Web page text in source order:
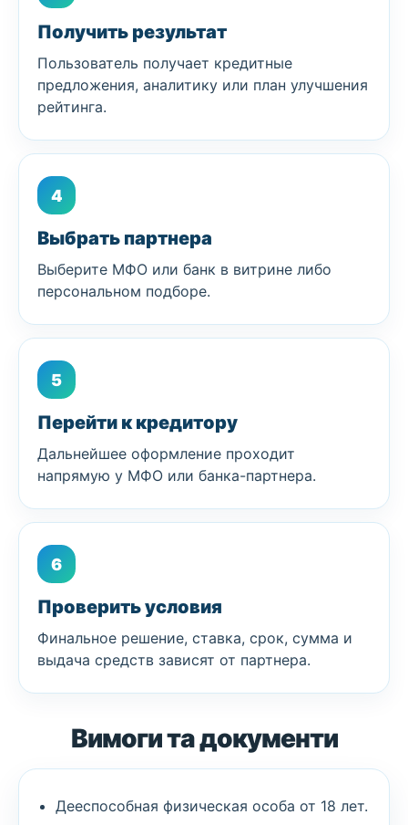
Получить результат
Пользователь получает кредитные
предложения, аналитику или план улучшения
рейтинга.
4
Выбрать партнера
Выберите МФО или банк в витрине либо
персональном подборе.
5
Перейти к кредитору
Дальнейшее оформление проходит
напрямую у МФО или банка-партнера.
6
Проверить условия
Финальное решение, ставка, срок, сумма и
выдача средств зависят от партнера.
Вимоги та документи
Дееспособная физическая особа от 18 лет.